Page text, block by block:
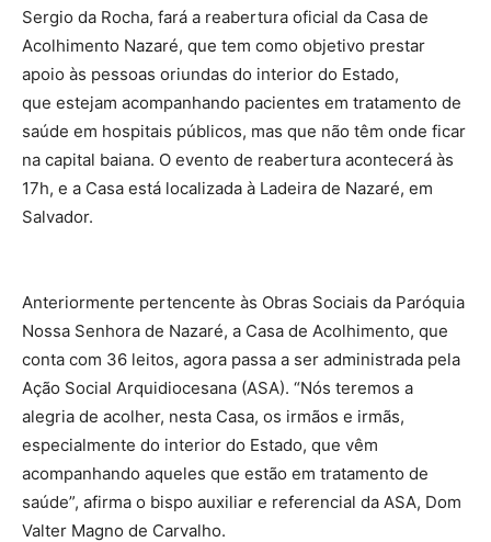
Sergio da Rocha, fará a reabertura oficial da Casa de
Acolhimento Nazaré, que tem como objetivo prestar
apoio às pessoas oriundas do interior do Estado,
que estejam acompanhando pacientes em tratamento de
saúde em hospitais públicos, mas que não têm onde ficar
na capital baiana. O evento de reabertura acontecerá às
17h, e a Casa está localizada à Ladeira de Nazaré, em
Salvador.
Anteriormente pertencente às Obras Sociais da Paróquia
Nossa Senhora de Nazaré, a Casa de Acolhimento, que
conta com 36 leitos, agora passa a ser administrada pela
Ação Social Arquidiocesana (ASA). “Nós teremos a
alegria de acolher, nesta Casa, os irmãos e irmãs,
especialmente do interior do Estado, que vêm
acompanhando aqueles que estão em tratamento de
saúde”, afirma o bispo auxiliar e referencial da ASA, Dom
Valter Magno de Carvalho.